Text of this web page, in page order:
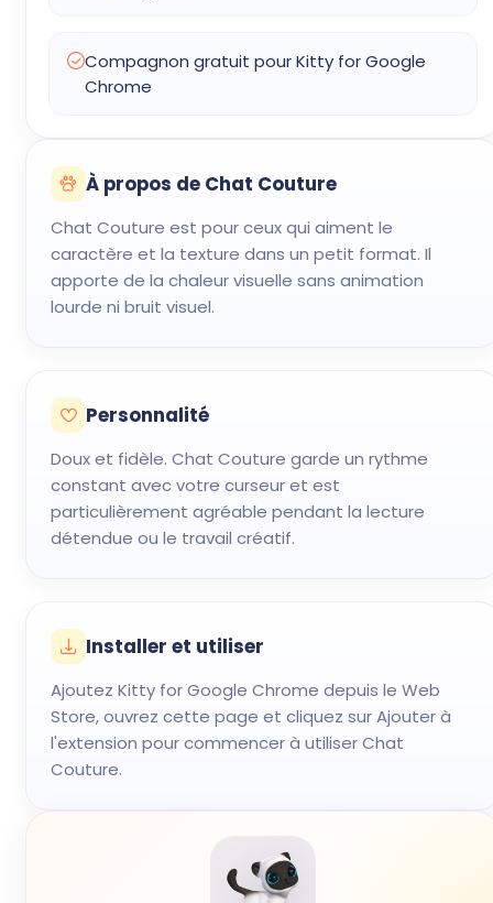
Compagnon gratuit pour Kitty for Google
Chrome
À propos de Chat Couture
Chat Couture est pour ceux qui aiment le
caractère et la texture dans un petit format. Il
apporte de la chaleur visuelle sans animation
lourde ni bruit visuel.
Personnalité
Doux et fidèle. Chat Couture garde un rythme
constant avec votre curseur et est
particulièrement agréable pendant la lecture
détendue ou le travail créatif.
Installer et utiliser
Ajoutez Kitty for Google Chrome depuis le Web
Store, ouvrez cette page et cliquez sur Ajouter à
l'extension pour commencer à utiliser Chat
Couture.